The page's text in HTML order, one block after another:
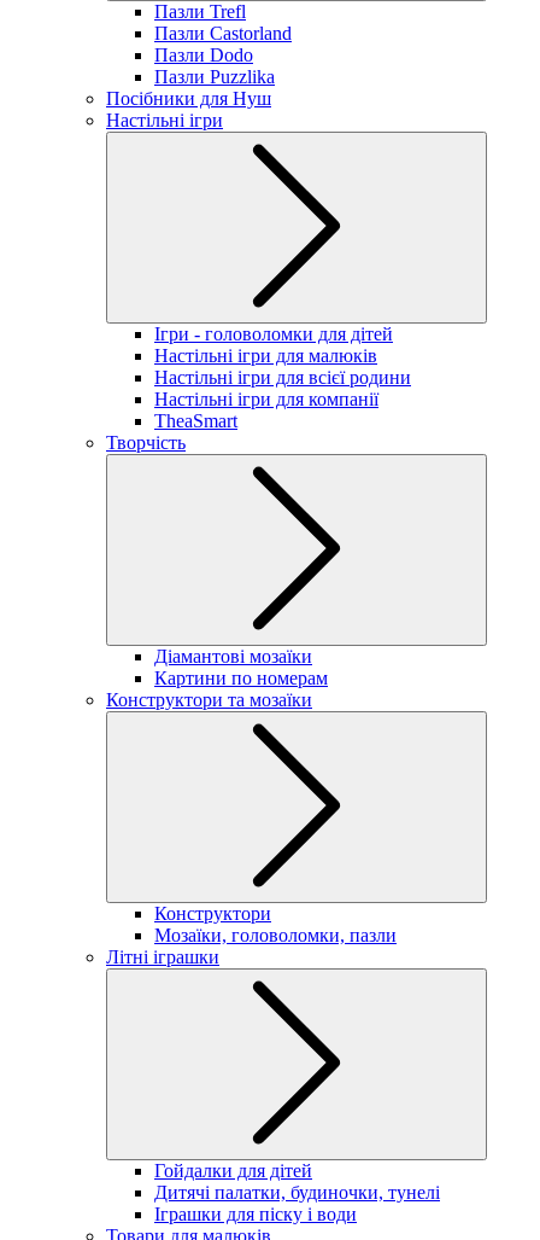
Пазли Trefl
Пазли Castorland
Пазли Dodo
Пазли Puzzlika
Посібники для Нуш
Настільні ігри
Ігри - головоломки для дітей
Настільні ігри для малюків
Настільні ігри для всієї родини
Настільні ігри для компанії
TheaSmart
Творчість
Діамантові мозаїки
Картини по номерам
Конструктори та мозаїки
Конструктори
Мозаїки, головоломки, пазли
Літні іграшки
Гойдалки для дітей
Дитячі палатки, будиночки, тунелі
Іграшки для піску і води
Товари для малюків